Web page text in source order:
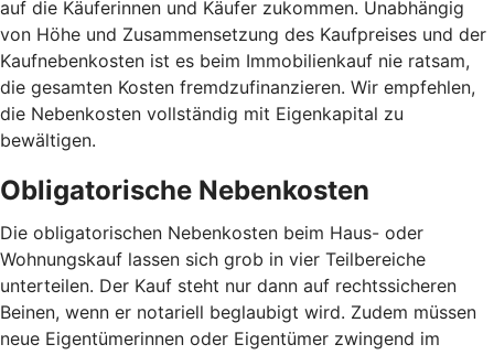
auf die Käuferinnen und Käufer zukommen. Unabhängig
von Höhe und Zusammensetzung des Kaufpreises und der
Kaufnebenkosten ist es beim Immobilienkauf nie ratsam,
die gesamten Kosten fremdzufinanzieren. Wir empfehlen,
die Nebenkosten vollständig mit Eigenkapital zu
bewältigen.
Obligatorische Nebenkosten
Die obligatorischen Nebenkosten beim Haus- oder
Wohnungskauf lassen sich grob in vier Teilbereiche
unterteilen. Der Kauf steht nur dann auf rechtssicheren
Beinen, wenn er notariell beglaubigt wird. Zudem müssen
neue Eigentümerinnen oder Eigentümer zwingend im